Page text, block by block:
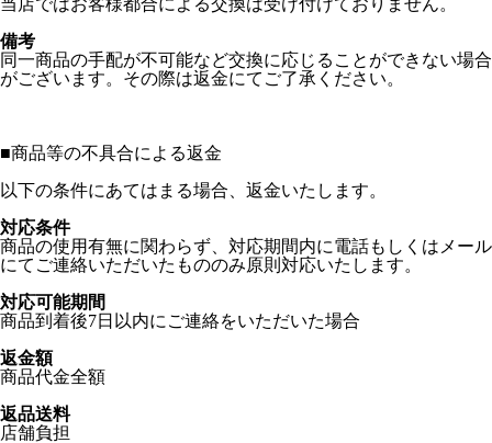
備考
同一商品の手配が不可能など交換に応じることができない場合
がございます。その際は返金にてご了承ください。
■商品等の不具合による返金
以下の条件にあてはまる場合、返金いたします。
対応条件
商品の使用有無に関わらず、対応期間内に電話もしくはメール
にてご連絡いただいたもののみ原則対応いたします。
対応可能期間
商品到着後7日以内にご連絡をいただいた場合
返金額
商品代金全額
返品送料
店舗負担